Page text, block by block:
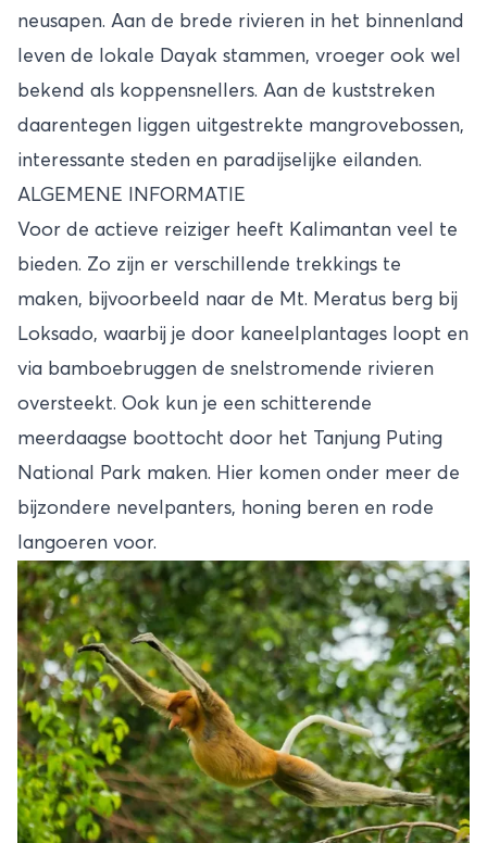
neusapen. Aan de brede rivieren in het binnenland
leven de lokale Dayak stammen, vroeger ook wel
bekend als koppensnellers. Aan de kuststreken
daarentegen liggen uitgestrekte mangrovebossen,
interessante steden en paradijselijke eilanden.
ALGEMENE INFORMATIE
Voor de actieve reiziger heeft Kalimantan veel te
bieden. Zo zijn er verschillende trekkings te
maken, bijvoorbeeld naar de Mt. Meratus berg bij
Loksado, waarbij je door kaneelplantages loopt en
via bamboebruggen de snelstromende rivieren
oversteekt. Ook kun je een schitterende
meerdaagse boottocht door het Tanjung Puting
National Park maken. Hier komen onder meer de
bijzondere nevelpanters, honing beren en rode
langoeren voor.